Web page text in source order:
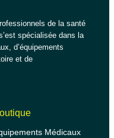
de la santé
spécialisée dans la
d’équipements
et de
Médicaux